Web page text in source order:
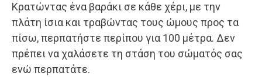
Κρατώντας ένα βαράκι σε κάθε χέρι, με την
πλάτη ίσια και τραβώντας τους ώμους προς τα
πίσω, περπατήστε περίπου για 100 μέτρα. Δεν
πρέπει να χαλάσετε τη στάση του σώματός σας
ενώ περπατάτε.